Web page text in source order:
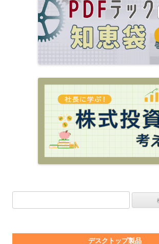
デスクトップ製品